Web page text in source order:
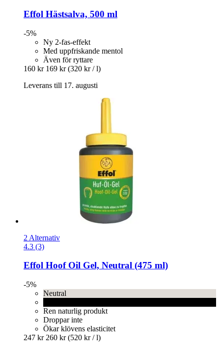
Effol Hästsalva, 500 ml
-5%
Ny 2-fas-effekt
Med uppfriskande mentol
Även för ryttare
160 kr 169 kr (320 kr / l)
Leverans till 17. augusti
2 Alternativ
4.3 (3)
Effol Hoof Oil Gel, Neutral (475 ml)
-5%
Neutral
Ren naturlig produkt
Droppar inte
Ökar klövens elasticitet
247 kr 260 kr (520 kr / l)